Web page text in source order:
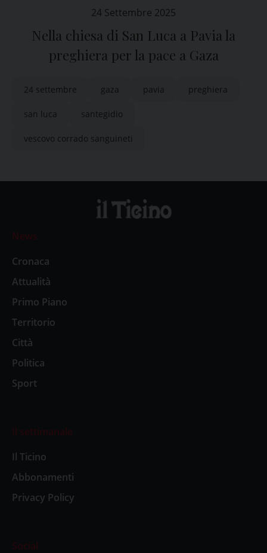
24 Settembre 2025
Nella chiesa di San Luca a Pavia la
preghiera per la pace a Gaza
24 settembre gaza pavia preghiera
san luca santegidio
vescovo corrado sanguineti
News
Cronaca
Attualità
Primo Piano
Territorio
Città
Politica
Sport
Il settimanale
Il Ticino
Abbonamenti
Privacy Policy
Social